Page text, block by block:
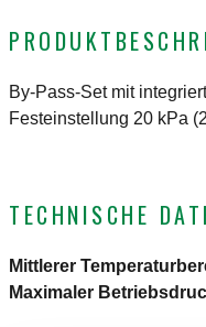
By-Pass-Set mit
Festeinstellung 20 kPa
TECHNISCHE
Mittlerer
Maximaler